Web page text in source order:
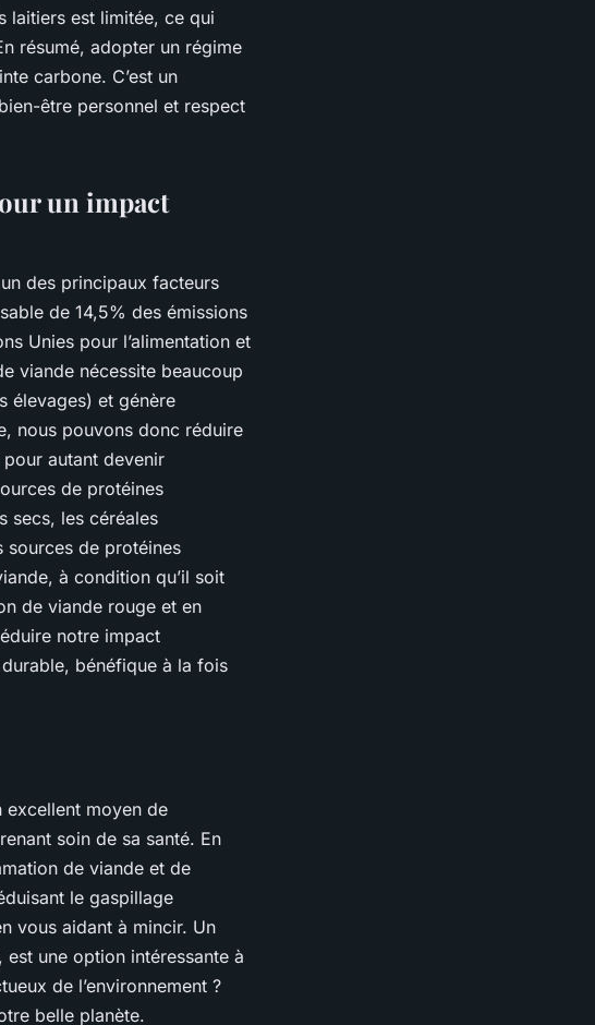
laitiers est limitée, ce qui
résumé, adopter un régime
carbone. C’est un
être personnel et respect
un impact
des principaux facteurs
de 14,5% des émissions
Unies pour l’alimentation et
viande nécessite beaucoup
élevages) et génère
nous pouvons donc réduire
autant devenir
de protéines
secs, les céréales
sources de protéines
à condition qu’il soit
de viande rouge et en
notre impact
bénéfique à la fois
excellent moyen de
soin de sa santé. En
de viande et de
le gaspillage
vous aidant à mincir. Un
une option intéressante à
de l’environnement ?
belle planète.